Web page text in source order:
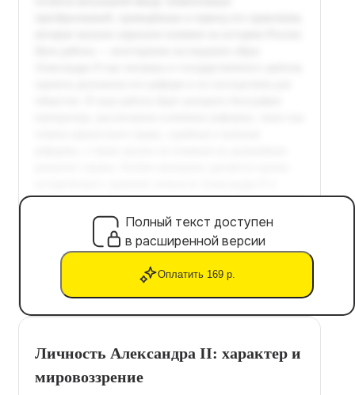
Полный текст доступен
в расширенной версии
Оплатить 169 р.
Личность Александра II: характер и
мировоззрение